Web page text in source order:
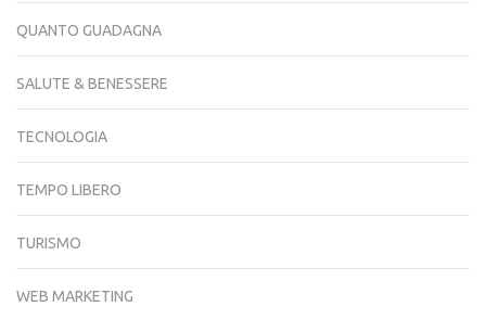
QUANTO GUADAGNA
SALUTE & BENESSERE
TECNOLOGIA
TEMPO LIBERO
TURISMO
WEB MARKETING